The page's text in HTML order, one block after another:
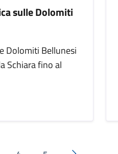
sulle Dolomiti
Dolomiti Bellunesi
Schiara fino al